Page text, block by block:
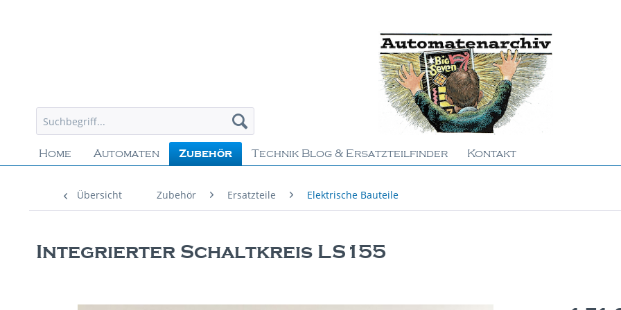
Home Automaten Zubehör Technik Blog & Ersatzteilfinder Kontakt
Übersicht Zubehör Ersatzteile Elektrische Bauteile
Integrierter Schaltkreis LS155